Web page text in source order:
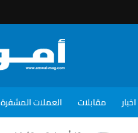
اخبار مقابلات العملات المشفرة